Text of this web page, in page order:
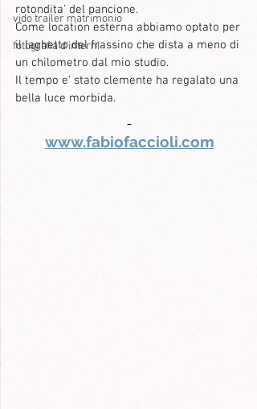
vido trailer matrimonio
fotografia d'interni
rotondita' del pancione.
Come location esterna abbiamo optato per
il laghetto del frassino che dista a meno di
un chilometro dal mio studio.
Il tempo e' stato clemente ha regalato una
bella luce morbida.
www.fabiofaccioli.com